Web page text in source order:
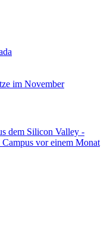
im November
dem Silicon Valley -
vor einem Monat